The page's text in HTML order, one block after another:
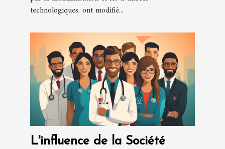
technologiques, ont modifié...
L'influence de la Société